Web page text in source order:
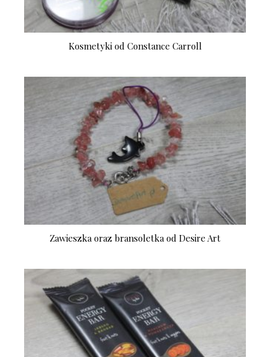
Kosmetyki od Constance Carroll
Zawieszka oraz bransoletka od Desire Art